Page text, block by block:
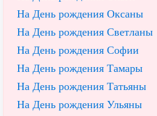
На День рождения Оксаны
На День рождения Светланы
На День рождения Софии
На День рождения Тамары
На День рождения Татьяны
На День рождения Ульяны